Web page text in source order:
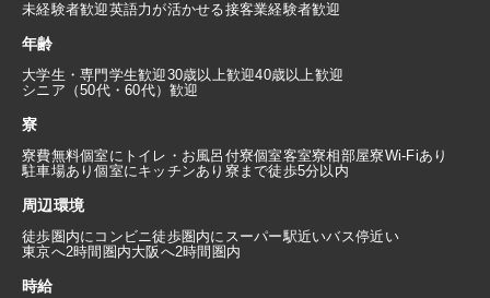
未経験者歓迎英語力が活かせる接客業経験者歓迎
年齢
大学生・専門学生歓迎30歳以上歓迎40歳以上歓迎
シニア（50代・60代）歓迎
寮
寮費無料個室にトイレ・お風呂付寮個室客室寮相部屋寮Wi-Fiあり
駐車場あり個室にキッチンあり 寮まで徒歩5分以内
周辺環境
徒歩圏内にコンビニ徒歩圏内にスーパー駅近いバス停近い
東京へ2時間圏内大阪へ2時間圏内
時給